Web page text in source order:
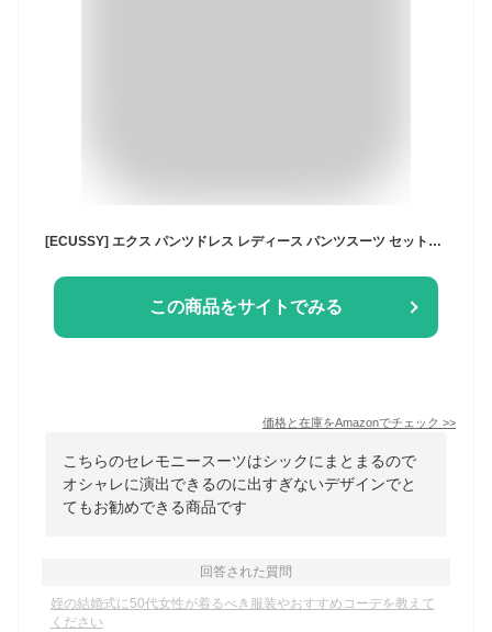
この商品をサイトでみる
価格と在庫をAmazonでチェック >>
こちらのセレモニースーツはシックにまとまるので
オシャレに演出できるのに出すぎないデザインでと
てもお勧めできる商品です
回答された質問
姪の結婚式に50代女性が着るべき服装やおすすめコーデを教えて
ください